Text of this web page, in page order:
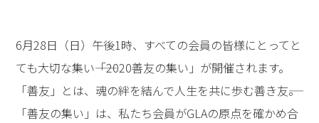
6月28日（日）午後1時、すべての会員の皆様にとってと
ても大切な集い――「2020善友の集い」が開催されます。
「善友」とは、魂の絆を結んで人生を共に歩む善き友――。
「善友の集い」は、私たち会員がGLAの原点を確かめ合